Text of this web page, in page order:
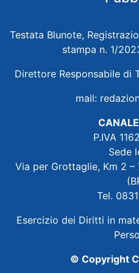
Testata Blunote,
stampa n. 1/
Direttore Responsabile di
mail:
P.IVA
Sede
Via per Grottaglie, Km 2 –
Tel.
Esercizio dei Diritti in
© Copyright